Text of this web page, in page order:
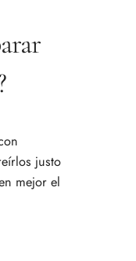
justo
mejor el